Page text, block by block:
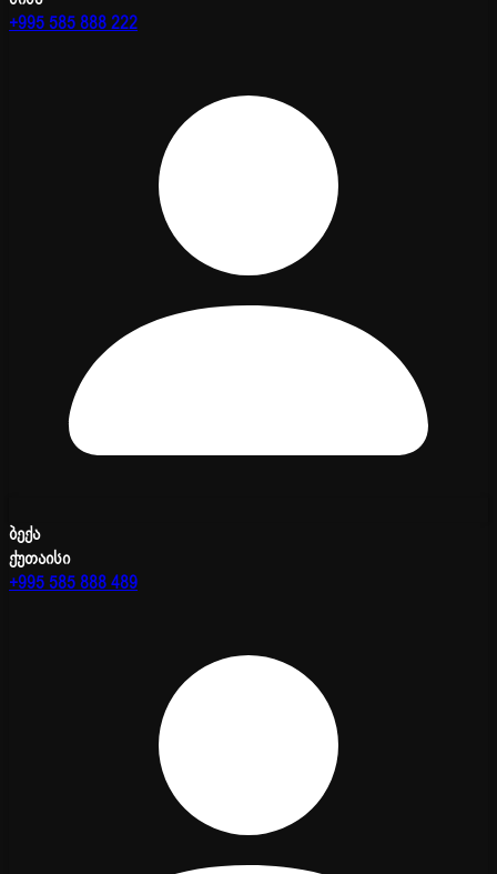
+995 585 888 222
ბექა
ქუთაისი
+995 585 888 489